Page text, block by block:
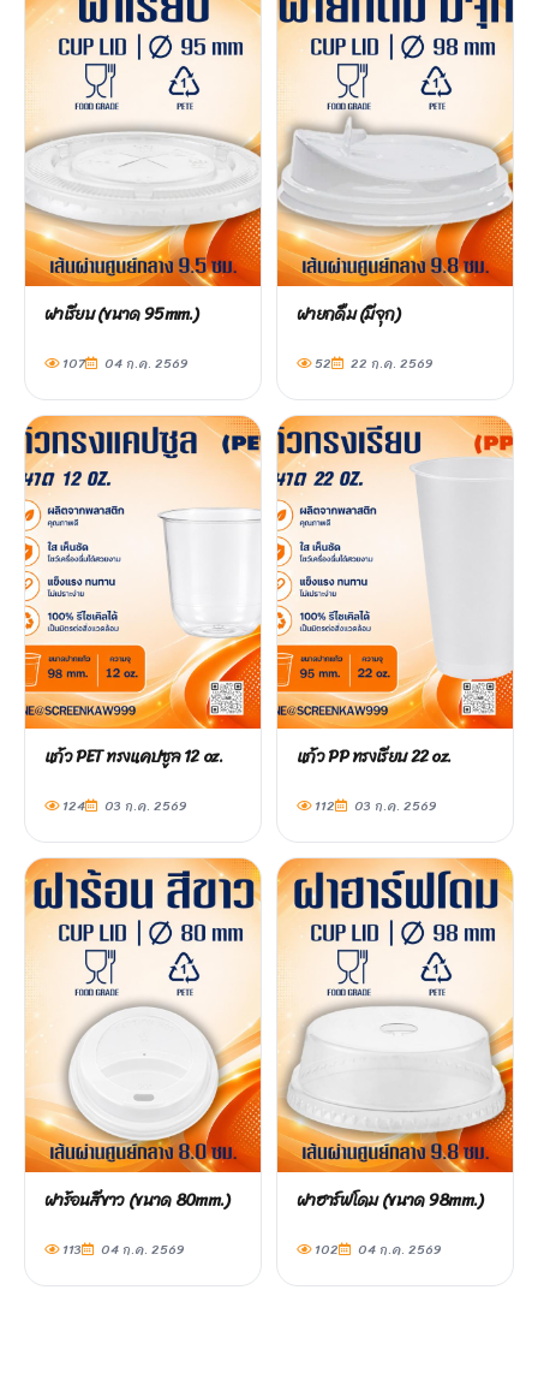
ฝาเรียบ (ขนาด 95mm.)
107 04 ก.ค. 2569
ฝายกดื่ม (มีจุก)
52 22 ก.ค. 2569
แก้ว PET ทรงแคปซูล 12 oz.
124 03 ก.ค. 2569
แก้ว PP ทรงเรียบ 22 oz.
112 03 ก.ค. 2569
ฝาร้อนสีขาว (ขนาด 80mm.)
113 04 ก.ค. 2569
ฝาฮาร์ฟโดม (ขนาด 98mm.)
102 04 ก.ค. 2569